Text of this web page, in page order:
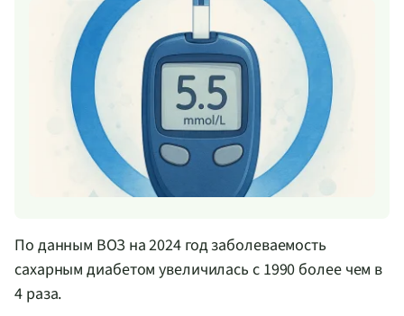
По данным ВОЗ на 2024 год заболеваемость
сахарным диабетом увеличилась с 1990 более чем в
4 раза.